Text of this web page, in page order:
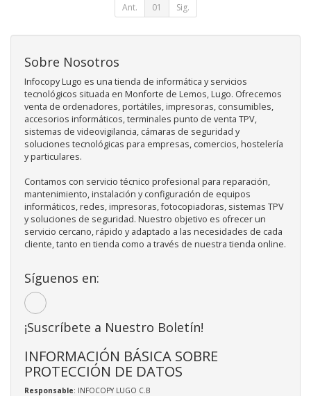
Ant. 01 Sig.
Sobre Nosotros
Infocopy Lugo es una tienda de informática y servicios
tecnológicos situada en Monforte de Lemos, Lugo. Ofrecemos
venta de ordenadores, portátiles, impresoras, consumibles,
accesorios informáticos, terminales punto de venta TPV,
sistemas de videovigilancia, cámaras de seguridad y
soluciones tecnológicas para empresas, comercios, hostelería
y particulares.
Contamos con servicio técnico profesional para reparación,
mantenimiento, instalación y configuración de equipos
informáticos, redes, impresoras, fotocopiadoras, sistemas TPV
y soluciones de seguridad. Nuestro objetivo es ofrecer un
servicio cercano, rápido y adaptado a las necesidades de cada
cliente, tanto en tienda como a través de nuestra tienda online.
Síguenos en:
¡Suscríbete a Nuestro Boletín!
INFORMACIÓN BÁSICA SOBRE
PROTECCIÓN DE DATOS
Responsable: INFOCOPY LUGO C.B